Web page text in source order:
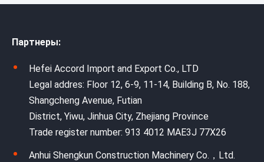
Партнеры:
Hefei Accord Import and Export Co., LTD
Legal addres: Floor 12, 6-9, 11-14, Building B, No. 188,
Shangcheng Avenue, Futian
District, Yiwu, Jinhua City, Zhejiang Province
Trade register number: 913 4012 MAE3J 77X26
Anhui Shengkun Construction Machinery Co.，Ltd.